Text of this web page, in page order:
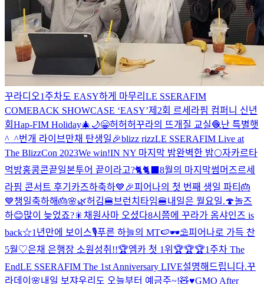
꾸라디오1주차도 EASY하게 마무리 LE SSERAFIM
COMEBACK SHOWCASE ‘EASY’제2회 르세라핌 컴퍼니 신년
회 Hap-FIM Holiday🎄🌙😁허허허꾸라의 뜨개질 교실🧶난 특별햇
^_^번개 라이브만채 탄생일🎉blizz rizzLE SSERAFIM Live at
The BlizzCon 2023We win!IN NY 마지막 밤완벽한 밤🌕자카르타
먹방홍콩콘끝일본투어 끝이라고?🐈🐈‍⬛ 8월의 마지막썸머즈 르세
라핌 콘서트 후기 카즈하축하💙🎉피어나의 첫 번째 생일 파티🎂
💙챙일축하해🎂🌸🌿허김🍔브런치타임🍔내일은 월요일.🍄놀즈
하😊많이 늦었죠?🎇 채원사마 오셨다8시쯤에 꾸라가 옴샤인즈 is
back☆1년만에 보이스🎙푸른 하늘의 MT🍉🕶️⛱️피어나로 가득 찬
5월♡은채 은행장 소원성취!!🏆엠카 첫 1위🏆🏆🏆1주차 The
EndLE SSERAFIM The 1st Anniversary LIVE설명해드립니다.꾸
라데이🌸내일 보쟈우리도 오늘부터 예금주~!🧸♥️GMO After